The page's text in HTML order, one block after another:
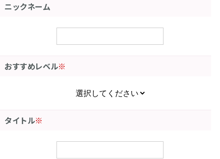
ニックネーム
おすすめレベル※
タイトル※